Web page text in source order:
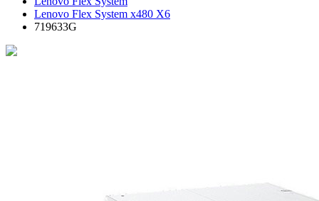
Lenovo Flex System x480 X6
719633G